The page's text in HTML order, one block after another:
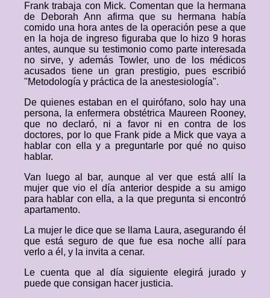
Frank trabaja con Mick. Comentan que la hermana
de Deborah Ann afirma que su hermana había
comido una hora antes de la operación pese a que
en la hoja de ingreso figuraba que lo hizo 9 horas
antes, aunque su testimonio como parte interesada
no sirve, y además Towler, uno de los médicos
acusados tiene un gran prestigio, pues escribió
"Metodología y práctica de la anestesiología".
De quienes estaban en el quirófano, solo hay una
persona, la enfermera obstétrica Maureen Rooney,
que no declaró, ni a favor ni en contra de los
doctores, por lo que Frank pide a Mick que vaya a
hablar con ella y a preguntarle por qué no quiso
hablar.
Van luego al bar, aunque al ver que está allí la
mujer que vio el día anterior despide a su amigo
para hablar con ella, a la que pregunta si encontró
apartamento.
La mujer le dice que se llama Laura, asegurando él
que está seguro de que fue esa noche allí para
verlo a él, y la invita a cenar.
Le cuenta que al día siguiente elegirá jurado y
puede que consigan hacer justicia.